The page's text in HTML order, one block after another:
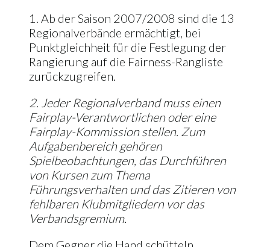
1. Ab der Saison 2007/2008 sind die 13
Regionalverbände ermächtigt, bei
Punktgleichheit für die Festlegung der
Rangierung auf die Fairness-Rangliste
zurückzugreifen.
2. Jeder Regionalverband muss einen
Fairplay-Verantwortlichen oder eine
Fairplay-Kommission stellen. Zum
Aufgabenbereich gehören
Spielbeobachtungen, das Durchführen
von Kursen zum Thema
Führungsverhalten und das Zitieren von
fehlbaren Klubmitgliedern vor das
Verbandsgremium.